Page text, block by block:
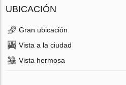
UBICACIÓN
Gran ubicación
Vista a la ciudad
Vista hermosa